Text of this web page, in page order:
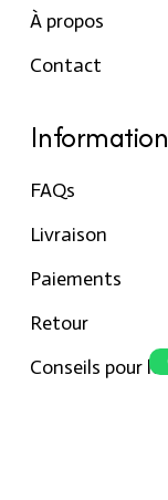
À propos
Contact
Information
FAQs
Livraison
Paiements
Retour
Conseils pour